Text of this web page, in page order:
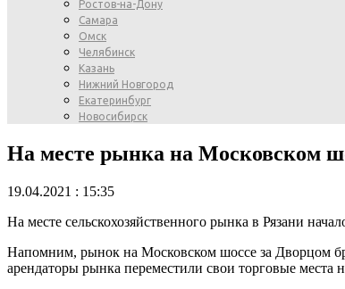
Ростов-на-Дону
Самара
Омск
Челябинск
Казань
Нижний Новгород
Екатеринбург
Новосибирск
На месте рынка на Московском
19.04.2021 : 15:35
На месте сельскохозяйственного рынка в Рязани
Напомним, рынок на Московском шоссе за Дворцом
арендаторы рынка переместили свои торговые